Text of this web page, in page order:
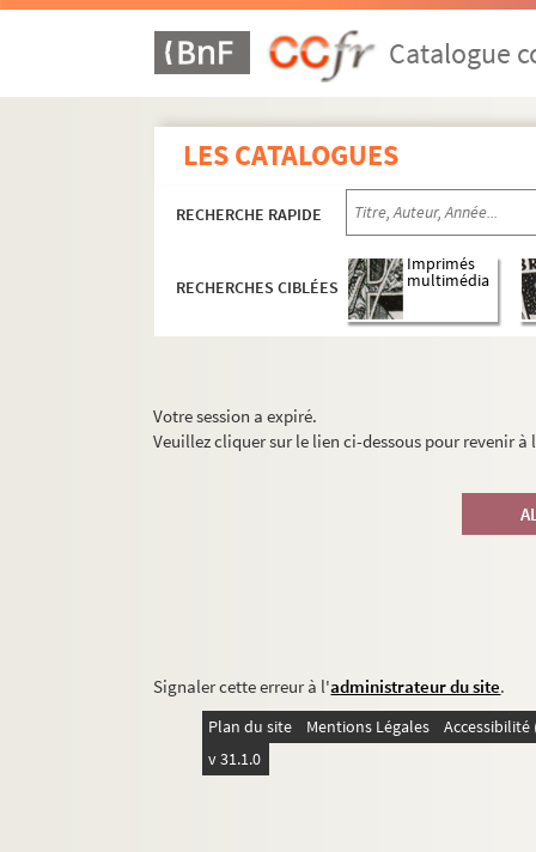
Catalogue
LES CATALOGUES
RECHERCHE RAPIDE
RECHERCHES CIBLÉES
Imprimés
multimédia
Votre session a expiré.
Veuillez cliquer sur le lien ci-dessous pour revenir
Signaler cette erreur à l'administrateur du site.
Plan du site Mentions Légales
v 31.1.0